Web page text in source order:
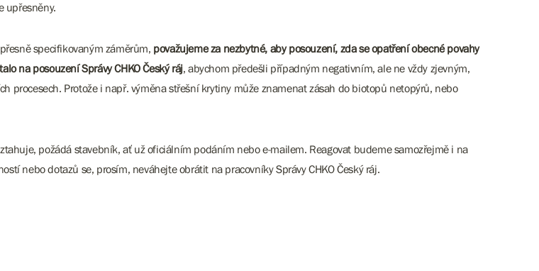
upřesněny.
specifikovaným záměrům, považujeme za nezbytné, aby posouzení, zda se opatření obecné povahy
na posouzení Správy CHKO Český ráj, abychom předešli případným negativním, ale ne vždy zjevným,
procesech. Protože i např. výměna střešní krytiny může znamenat zásah do biotopů netopýrů, nebo
požádá stavebník, ať už oficiálním podáním nebo e-mailem. Reagovat budeme samozřejmě i na
nebo dotazů se, prosím, neváhejte obrátit na pracovníky Správy CHKO Český ráj.